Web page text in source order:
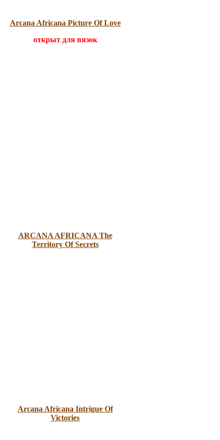
Arcana Africana Picture Of Love
открыт для вязок
ARCANA AFRICANA The
Territory Of Secrets
Arcana Africana Intrigue Of
Victories